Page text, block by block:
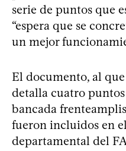
serie de puntos que
“espera que se
un mejor
El documento, al
detalla cuatro
bancada
fueron incluidos en
departamental del